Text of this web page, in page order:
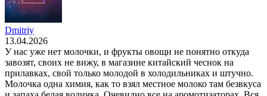
Dmitriy
13.04.2026
У нас уже нет молочки, и фрукты овощи не понятно откуда
завозят, своих не вижу, в магазине китайский чеснок на
прилавках, свой только молодой в холодильниках и штучно.
Молочка одна химия, как то взял местное молоко там безвкуса